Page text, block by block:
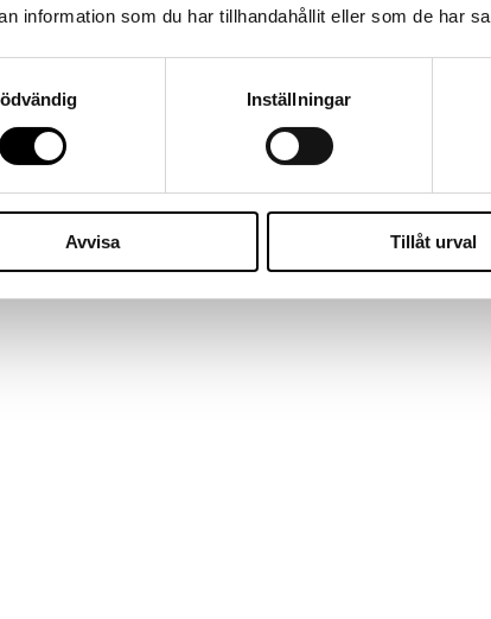
information som du har tillhandahållit eller som de har
Inställningar
Avvisa Tillåt urval
bifogar ditt CV. Notera att vi inte kan ta emot ansökningar via
där expertis, nyfikenhet och mod möter människors
möjligheter – så att både människor och organisationer